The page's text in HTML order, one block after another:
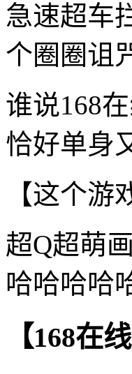
急速超车
个圈圈诅
谁说168
恰好单身
【这个
超Q超萌
哈哈哈哈
【168在